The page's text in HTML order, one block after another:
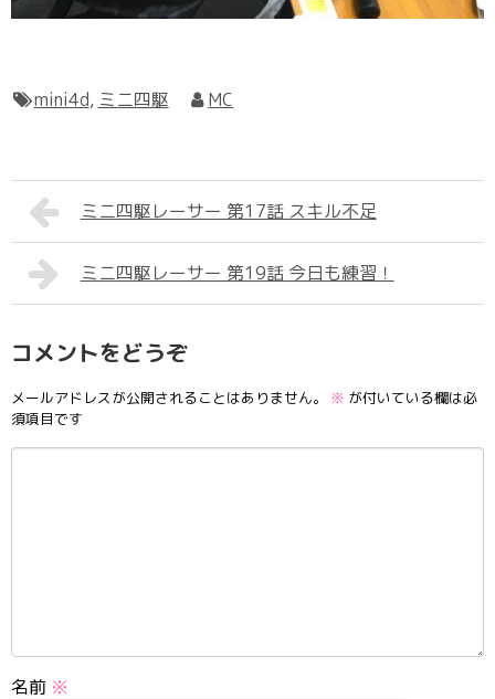
mini4d, ミニ四駆 MC
ミニ四駆レーサー 第17話 スキル不足
ミニ四駆レーサー 第19話 今日も練習！
コメントをどうぞ
メールアドレスが公開されることはありません。 ※ が付いている欄は必
須項目です
名前 ※